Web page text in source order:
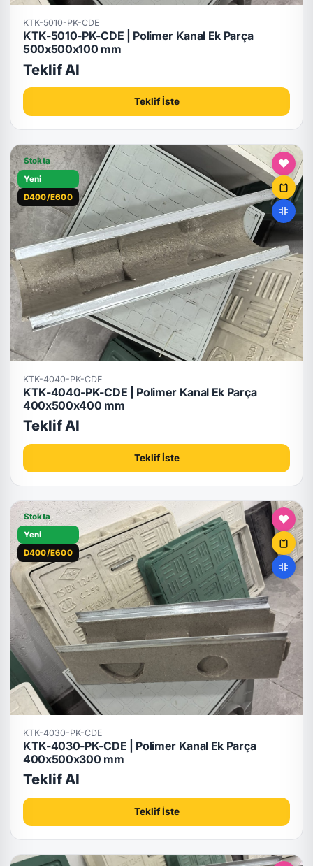
KTK-5010-PK-CDE
KTK-5010-PK-CDE | Polimer Kanal Ek Parça
500x500x100 mm
Teklif Al
Teklif İste
Stokta
Yeni
D400/E600
KTK-4040-PK-CDE
KTK-4040-PK-CDE | Polimer Kanal Ek Parça
400x500x400 mm
Teklif Al
Teklif İste
Stokta
Yeni
D400/E600
KTK-4030-PK-CDE
KTK-4030-PK-CDE | Polimer Kanal Ek Parça
400x500x300 mm
Teklif Al
Teklif İste